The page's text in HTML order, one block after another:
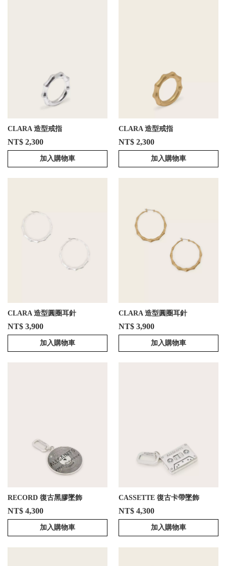
CLARA 造型戒指
NT$ 2,300
加入購物車
CLARA 造型戒指
NT$ 2,300
加入購物車
CLARA 造型圓圈耳針
NT$ 3,900
加入購物車
CLARA 造型圓圈耳針
NT$ 3,900
加入購物車
RECORD 復古黑膠墜飾
NT$ 4,300
加入購物車
CASSETTE 復古卡帶墜飾
NT$ 4,300
加入購物車